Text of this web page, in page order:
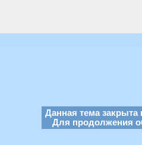
Данная тема закрыта
Для продолжения